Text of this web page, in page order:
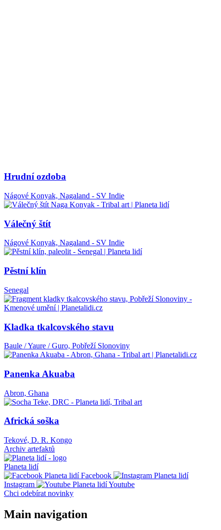
Hrudní ozdoba
Nágové Konyak, Nagaland - SV Indie
Válečný štít
Nágové Konyak, Nagaland - SV Indie
Pěstní klín
Senegal
Kladka tkalcovského stavu
Baule / Yaure / Guro, Pobřeží Slonoviny
Panenka Akuaba
Abron, Ghana
Africká soška
Tekové, D. R. Kongo
Archiv artefaktů
Planeta lidí
Facebook
Instagram
Youtube
Chci odebírat novinky
Main navigation